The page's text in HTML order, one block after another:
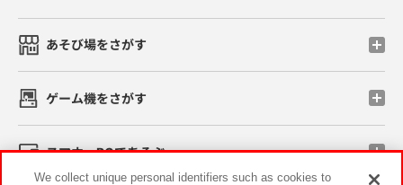
あそび場をさがす
ゲーム機をさがす
スマホ・PCであそぶ
We collect unique personal identifiers such as cookies to